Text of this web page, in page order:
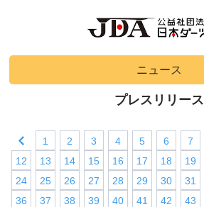
ニュース
プレスリリース
1 2 3 4 5 6 7
12
13 14 15 16 17 18 19
24
25 26 27 28 29 30 31
36
37 38 39 40 41 42 43